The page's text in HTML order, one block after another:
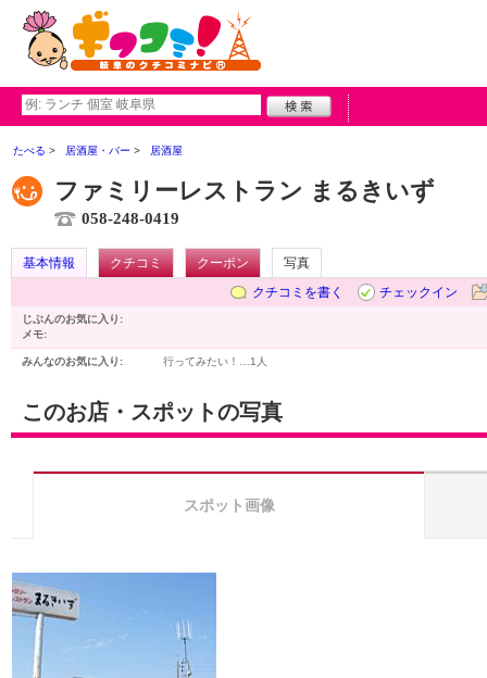
たべる 居酒屋・バー 居酒屋
ファミリーレストラン まるきいず
058-248-0419
基本情報 クチコミ クーポン
写真
クチコミを書く
チェックイン
じぶんのお気に入り:
メモ:
みんなのお気に入り: 行ってみたい！… 1人
このお店・スポットの写真
スポット画像